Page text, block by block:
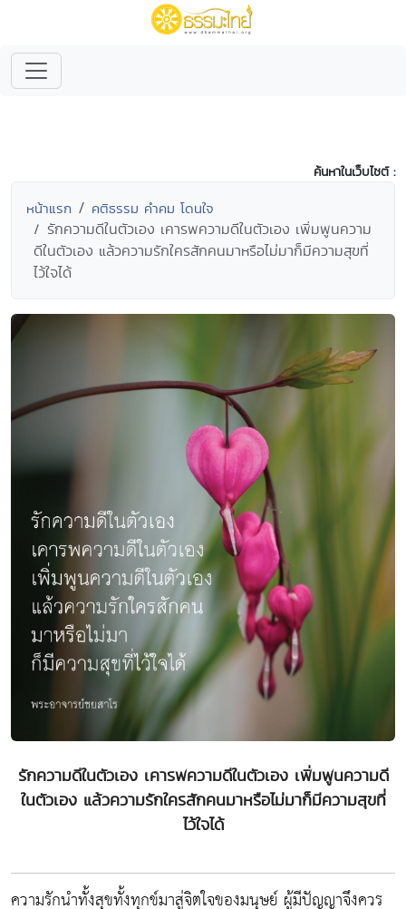
ค้นหาในเว็บไซต์ :
หน้าแรก คติธรรม คำคม โดนใจ
รักความดีในตัวเอง เคารพความดีในตัวเอง เพิ่มพูนความ
ดีในตัวเอง แล้วความรักใครสักคนมาหรือไม่มาก็มีความสุขที่
ไว้ใจได้
รักความดีในตัวเอง เคารพความดีในตัวเอง เพิ่มพูนความดี
ในตัวเอง แล้วความรักใครสักคนมาหรือไม่มาก็มีความสุขที่
ไว้ใจได้
ความรักนำทั้งสุขทั้งทุกข์มาสู่จิตใจของมนุษย์ ผู้มีปัญญาจึงควร